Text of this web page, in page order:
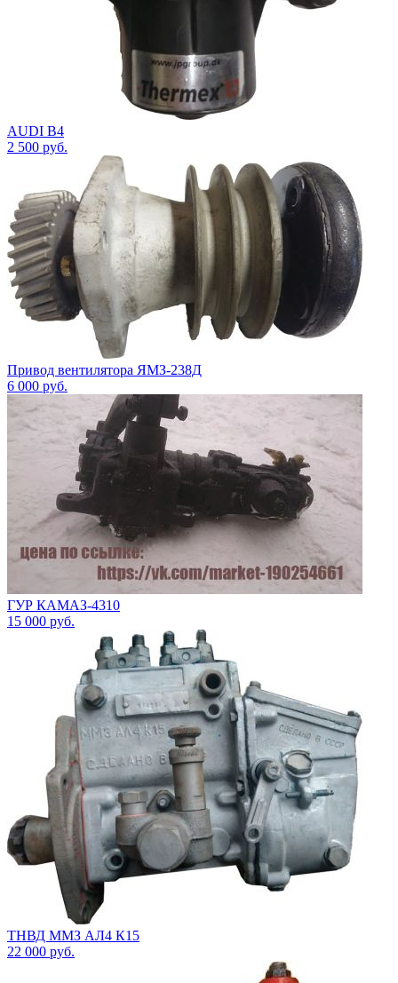
AUDI B4
2 500 руб.
Привод вентилятора ЯМЗ-238Д
6 000 руб.
ГУР КАМАЗ-4310
15 000 руб.
ТНВД ММЗ АЛ4 К15
22 000 руб.